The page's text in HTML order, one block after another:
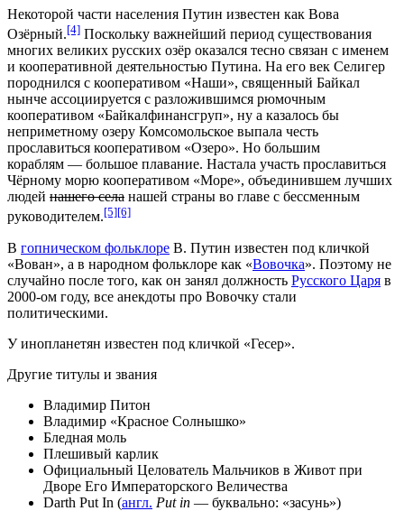
Некоторой части населения Путин известен как Вова
Озёрный.[4] Поскольку важнейший период существования
многих великих русских озёр оказался тесно связан с именем
и кооперативной деятельностью Путина. На его век Селигер
породнился с кооперативом «Наши», священный Байкал
нынче ассоциируется с разложившимся рюмочным
кооперативом «Байкалфинансгруп», ну а казалось бы
неприметному озеру Комсомольское выпала честь
прославиться кооперативом «Озеро». Но большим
кораблям — большое плавание. Настала участь прославиться
Чёрному морю кооперативом «Море», объединившем лучших
людей нашего села нашей страны во главе с бессменным
руководителем.[5][6]
В гопническом фольклоре В. Путин известен под кличкой
«Вован», а в народном фольклоре как «Вовочка». Поэтому не
случайно после того, как он занял должность Русского Царя в
2000-ом году, все анекдоты про Вовочку стали
политическими.
У инопланетян известен под кличкой «Гесер».
Другие титулы и звания
Владимир Питон
Владимир «Красное Солнышко»
Бледная моль
Плешивый карлик
Официальный Целователь Мальчиков в Живот при
Дворе Его Императорского Величества
Darth Put In (англ. Put in — буквально: «засунь»)